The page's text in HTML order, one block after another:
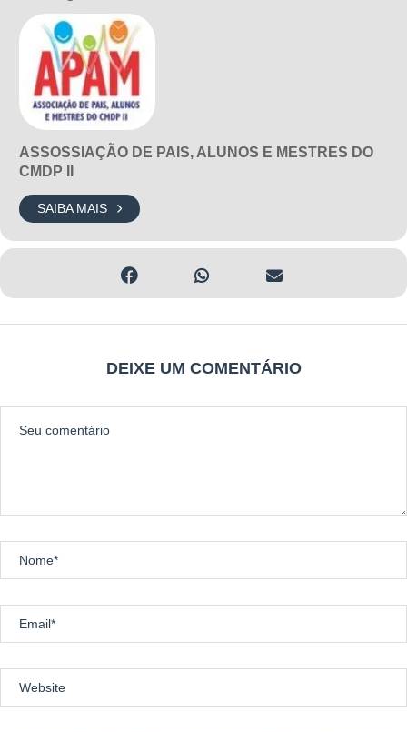
ASSOSSIAÇÃO DE PAIS, ALUNOS E MESTRES DO
CMDP II
SAIBA MAIS
DEIXE UM COMENTÁRIO